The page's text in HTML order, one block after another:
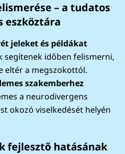
– a tudatos
eszköztára
jeleket és példákat
segítenek időben felismerni,
eltér a megszokottól.
szakemberhez
a neurodivergens
okozó viselkedését helyén
fejlesztő hatásának